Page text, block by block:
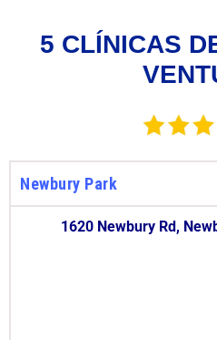
5 CLÍNICAS
Newbury Park
1620 Newbury Rd,